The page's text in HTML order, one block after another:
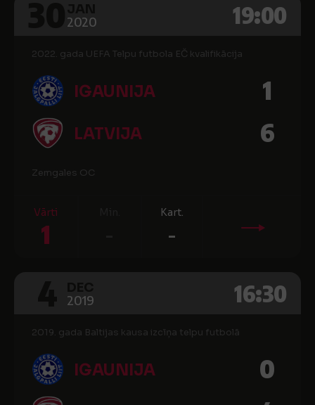
2020 19:00
2022. gada UEFA Telpu futbola EČ kvalifikācija
IGAUNIJA 1
LATVIJA 6
Zemgales OC
Vārti
1
Kart.
-
2019 16:30
2019. gada Baltijas kausa izcīņa telpu futbolā
IGAUNIJA 0